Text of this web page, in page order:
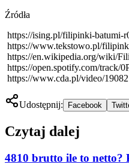
Źródła
https://ising.pl/filipinki-batumi-
https://www.tekstowo.pl/
https://en.wikipedia.org/wiki/
https://open.spotify.com/track/
https://www.cda.pl/video/
Udostępnij: Facebook
Czytaj dalej
4810 brutto ile to netto?